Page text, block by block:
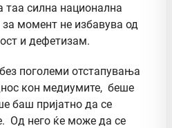
силна национална
за момент не избавува од
и дефетизам.
поголеми отстапувања
кон медиумите, беше
баш пријатно да се
Од него ќе може да се